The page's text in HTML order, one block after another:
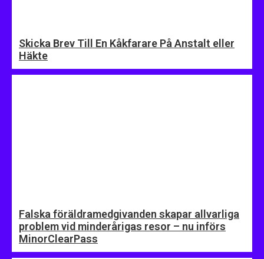
Skicka Brev Till En Kåkfarare På Anstalt eller
Häkte
Falska föräldramedgivanden skapar allvarliga
problem vid minderårigas resor – nu införs
MinorClearPass